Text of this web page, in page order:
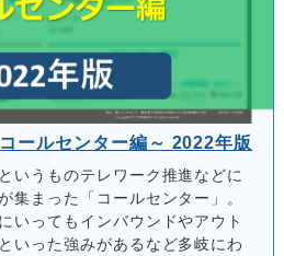
ールセンター編～ 2022年版
いうものテレワーク推進などに
集まった「コールセンター」。
いってもインバウンドやアウト
いった強みがあるなど多岐にわ